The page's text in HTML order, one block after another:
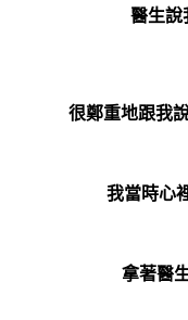
醫生說
很鄭重地跟我
我當時心
拿著醫